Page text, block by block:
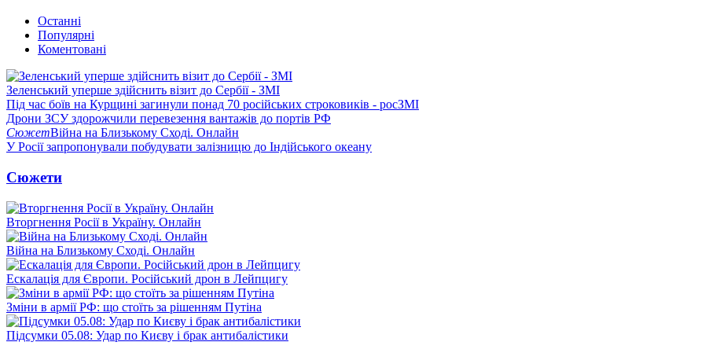
Останні
Популярні
Коментовані
Зеленський уперше здійснить візит до Сербії - ЗМІ
Під час боїв на Курщині загинули понад 70 російських строковиків - росЗМІ
Дрони ЗСУ здорожчили перевезення вантажів до портів РФ
СюжетВійна на Близькому Сході. Онлайн
У Росії запропонували побудувати залізницю до Індійського океану
Сюжети
Вторгнення Росії в Україну. Онлайн
Війна на Близькому Сході. Онлайн
Ескалація для Європи. Російський дрон в Лейпцигу
Зміни в армії РФ: що стоїть за рішенням Путіна
Підсумки 05.08: Удар по Києву і брак антибалістики